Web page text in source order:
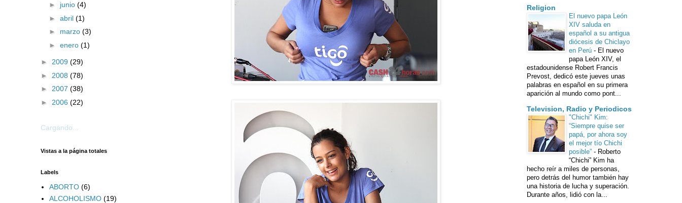
► junio(4)
►abril(1)
► marzo(3)
►enero(1)
► 2009 (29)
► 2008 (78)
► 2007 (38)
► 2006 (22)
Cargando...
Vistas a la página totales
Labels
ABORTO (6)
ALCOHOLISMO (19)
Religion
El nuevo papa León
XIV saluda en
español a su antigua
diócesis de Chiclayo
en Perú - El nuevo
papa León XIV, el
estadounidense Robert Francis
Prevost, dedicó este jueves unas
palabras en español en su primera
aparición al mundo como pont...
Television, Radio y Periodicos
"Chichi" Kim:
“Siempre quise ser
papá, por ahora soy
el mejor tío Chichi
posible” - Roberto
“Chichi” Kim ha
hecho reír a miles de personas,
pero detrás del humor también hay
una historia de lucha y superación.
Durante años, lidió con la...